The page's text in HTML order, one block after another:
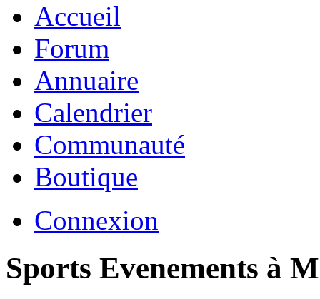
Accueil
Forum
Annuaire
Calendrier
Communauté
Boutique
Connexion
Sports Evenements à